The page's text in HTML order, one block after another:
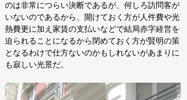
のは非常につらい決断であるが、何しろ訪問客が
いないのであるから、開けておく方が人件費や光
熱費更に加え家賃の支払いなどで結局赤字経営を
迫られることになるから閉めておく方が賢明の策
となるわけで仕方ないのかもしれないがあまりに
も寂しい光景だ。